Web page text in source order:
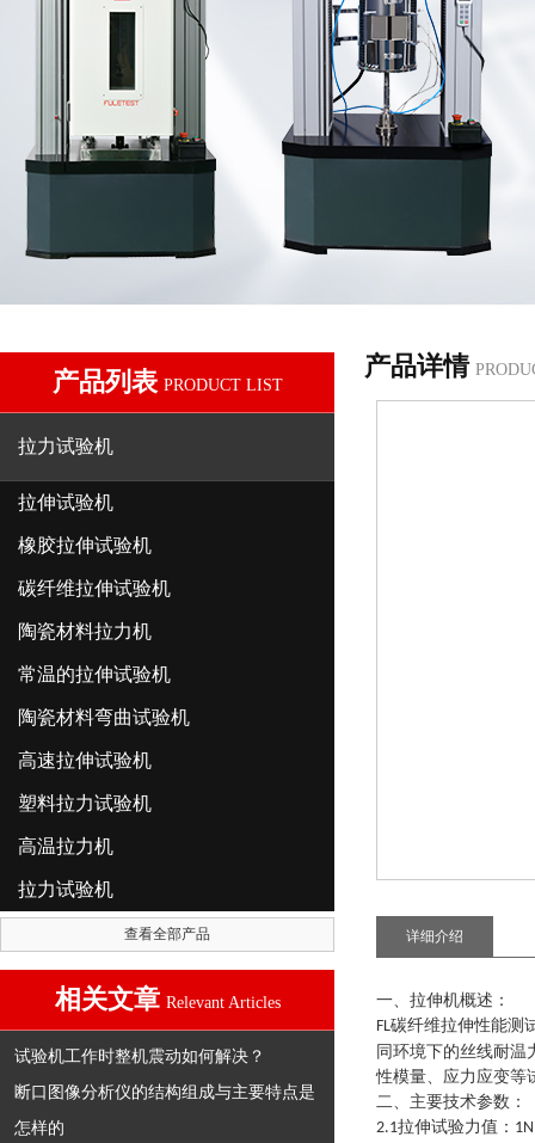
产品列表 PRODUCT LIST
拉力试验机
拉伸试验机
橡胶拉伸试验机
碳纤维拉伸试验机
陶瓷材料拉力机
常温的拉伸试验机
陶瓷材料弯曲试验机
高速拉伸试验机
塑料拉力试验机
高温拉力机
拉力试验机
查看全部产品
相关文章 Relevant Articles
试验机工作时整机震动如何解决？
断口图像分析仪的结构组成与主要特点是
怎样的
产品详情
详细介绍
一、拉伸机概述：
FL碳纤维拉伸性能测
同环境下的丝线耐
性模量、应力应变等
二、主要技术参数：
2.1拉伸试验力值： 1N